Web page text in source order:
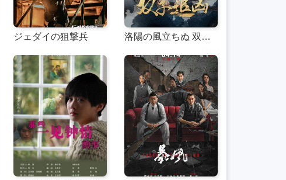
ジェダイの狙撃兵 洛陽の風立ちぬ 双子は殺人者を追う